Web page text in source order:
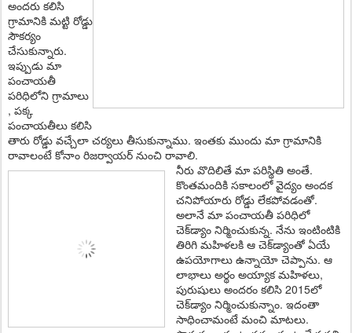
అందరు కలిసి
గ్రామానికి మట్టి రోడ్డు
సౌకర్యం
చేసుకున్నారు.
ఇప్పుడు మా
పంచాయతీ
పరిధిలోని గ్రామాలు
, పక్క
పంచాయతీలు కలిసి
తారు రోడ్డు వచ్చేలా చర్యలు తీసుకున్నాము. ఇంతకు ముందు మా గ్రామానికి
రావాలంటే కోనాం రిజర్వాయర్ నుంచి రావాలి.
నీరు వొదిలితే మా పరిస్థితి అంతే.
కొంతమందికి సకాలంలో వైద్యం అందక
చనిపోయారు రోడ్డు లేకపోవడంతో.
అలానే మా పంచాయతీ పరిధిలో
చెక్‌డ్యాం నిర్మించుకున్న. నేను ఇంటింటికి
తిరిగి మహిళలకి ఆ చెక్‌డ్యాంతో ఏయే
ఉపయోగాలు ఉన్నాయో చెప్పాను. ఆ
లాభాలు అర్థం అయ్యాక మహిళలు,
పురుషులు అందరం కలిసి 2015లో
చెక్‌డ్యాం నిర్మించుకున్నాం. ఇదంతా
సాధించామంటే మంచి మాటలు.